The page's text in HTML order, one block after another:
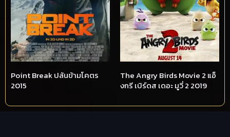
Point Break ปล้นข้ามโคตร
2015
The Angry Birds Movie 2 แอ็
งกรี เบิร์ดส เดอะ มูวี่ 2 2019